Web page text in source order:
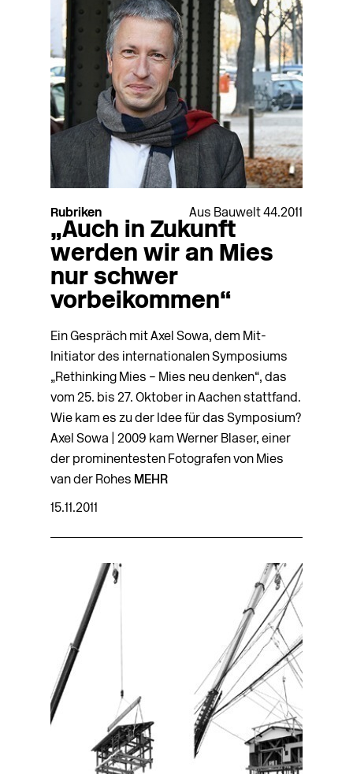
Rubriken Aus Bauwelt 44.2011
„Auch in Zukunft
werden wir an Mies
nur schwer
vorbeikommen“
Ein Gespräch mit Axel Sowa, dem Mit-
Initiator des internationalen Symposiums
„Rethinking Mies – Mies neu denken“, das
vom 25. bis 27. Oktober in Aachen stattfand.
Wie kam es zu der Idee für das Symposium?
Axel Sowa | 2009 kam Werner Blaser, einer
der prominentesten Fotografen von Mies
van der Rohes MEHR
15.11.2011